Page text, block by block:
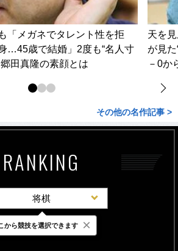
「メガネでタレント性を拒
…45歳で結婚」2度も“名人寸
田真隆の素顔とは
天を
が見
－0か
その他の名作記事 >
RANKING
将棋
24時間 週間
から競技を選択できます ×